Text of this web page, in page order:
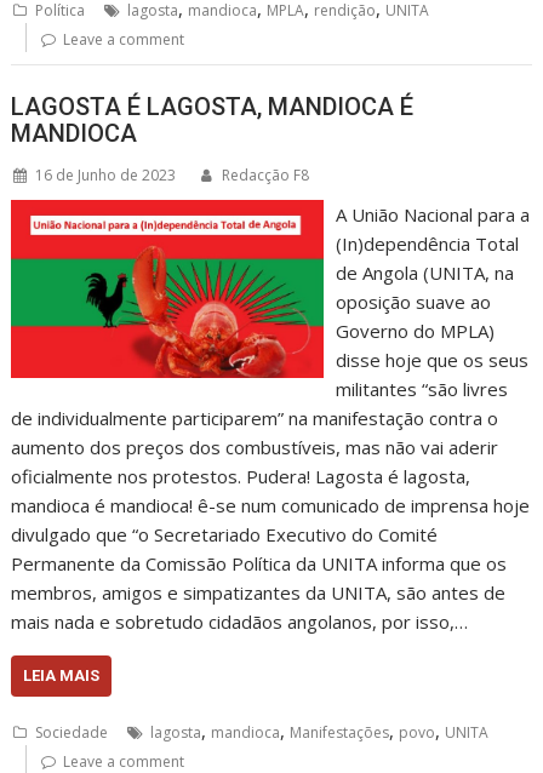
Política lagosta, mandioca, MPLA, rendição, UNITA
Leave a comment
LAGOSTA É LAGOSTA, MANDIOCA É
MANDIOCA
16 de Junho de 2023 Redacção F8
A União Nacional para a
(In)dependência Total
de Angola (UNITA, na
oposição suave ao
Governo do MPLA)
disse hoje que os seus
militantes “são livres
de individualmente participarem” na manifestação contra o
aumento dos preços dos combustíveis, mas não vai aderir
oficialmente nos protestos. Pudera! Lagosta é lagosta,
mandioca é mandioca! ê-se num comunicado de imprensa hoje
divulgado que “o Secretariado Executivo do Comité
Permanente da Comissão Política da UNITA informa que os
membros, amigos e simpatizantes da UNITA, são antes de
mais nada e sobretudo cidadãos angolanos, por isso,…
LEIA MAIS
Sociedade lagosta, mandioca, Manifestações, povo, UNITA
Leave a comment